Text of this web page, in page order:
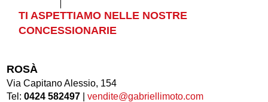
TI ASPETTIAMO NELLE NOSTRE
CONCESSIONARIE
ROSÀ
Via Capitano Alessio, 154
Tel:0424 582497 |vendite@gabriellimoto.com